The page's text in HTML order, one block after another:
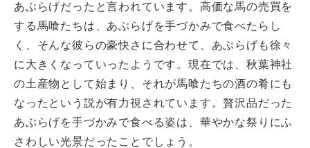
あぶらげだったと言われています。高価な馬の売買を
する馬喰たちは、あぶらげを手づかみで食べたらし
く、そんな彼らの豪快さに合わせて、あぶらげも徐々
に大きくなっていったようです。現在では、秋葉神社
の土産物として始まり、それが馬喰たちの酒の肴にも
なったという説が有力視されています。贅沢品だった
あぶらげを手づかみで食べる姿は、華やかな祭りにふ
さわしい光景だったことでしょう。